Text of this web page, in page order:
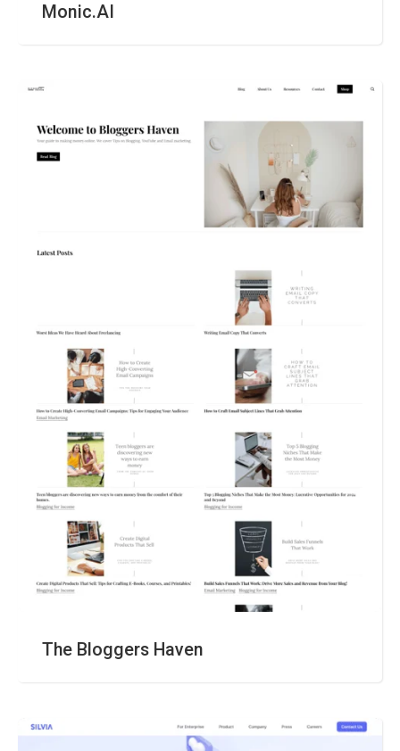
Monic.AI
The Bloggers Haven